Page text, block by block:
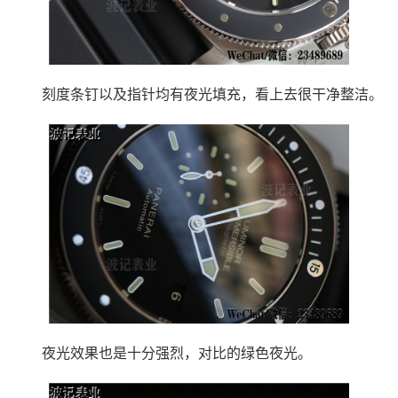
刻度条钉以及指针均有夜光填充，看上去很干净整洁。
夜光效果也是十分强烈，对比的绿色夜光。